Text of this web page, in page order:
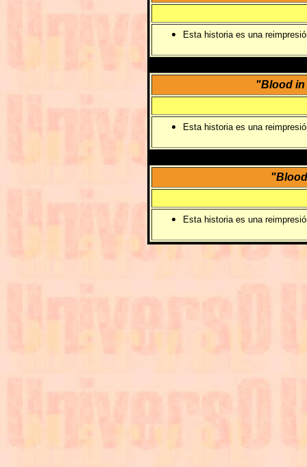
Esta historia es una
"Blood in
Esta historia es una
Esta historia es una